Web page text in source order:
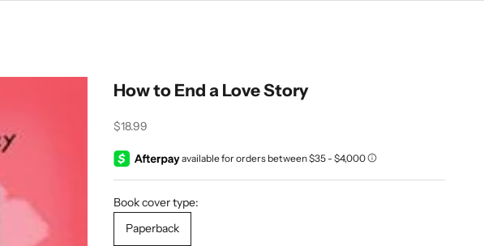
How to End a Love Story
Prix de vente
$18.99
Book cover type:
Paperback